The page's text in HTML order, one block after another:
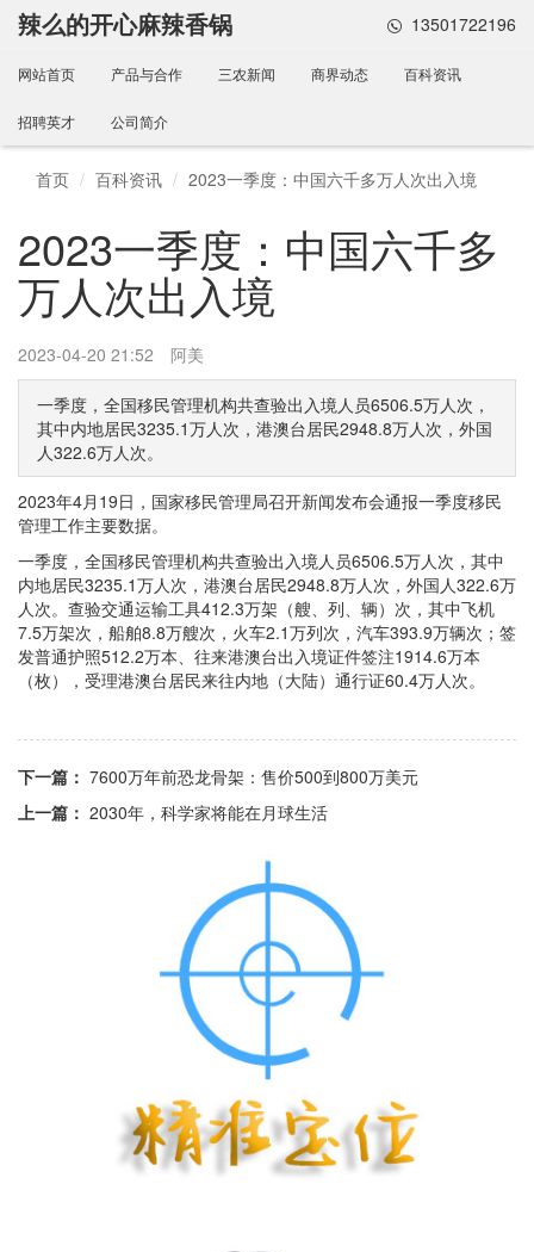
辣么的开心麻辣香锅 13501722196
网站首页 产品与合作 三农新闻 商界动态 百科资讯
招聘英才 公司简介
首页 百科资讯 2023一季度：中国六千多万人次出入境
2023一季度：中国六千多
万人次出入境
2023-04-20 21:52 阿美
一季度，全国移民管理机构共查验出入境人员6506.5万人次，
其中内地居民3235.1万人次，港澳台居民2948.8万人次，外国
人322.6万人次。
2023年4月19日，国家移民管理局召开新闻发布会通报一季度移民
管理工作主要数据。
一季度，全国移民管理机构共查验出入境人员6506.5万人次，其中
内地居民3235.1万人次，港澳台居民2948.8万人次，外国人322.6万
人次。查验交通运输工具412.3万架（艘、列、辆）次，其中飞机
7.5万架次，船舶8.8万艘次，火车2.1万列次，汽车393.9万辆次；签
发普通护照512.2万本、往来港澳台出入境证件签注1914.6万本
（枚），受理港澳台居民来往内地（大陆）通行证60.4万人次。
下一篇： 7600万年前恐龙骨架：售价500到800万美元
上一篇： 2030年，科学家将能在月球生活